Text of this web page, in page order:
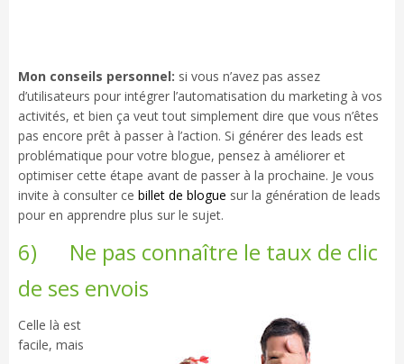
Mon conseils personnel: si vous n’avez pas assez
d’utilisateurs pour intégrer l’automatisation du marketing à vos
activités, et bien ça veut tout simplement dire que vous n’êtes
pas encore prêt à passer à l’action. Si générer des leads est
problématique pour votre blogue, pensez à améliorer et
optimiser cette étape avant de passer à la prochaine. Je vous
invite à consulter ce billet de blogue sur la génération de leads
pour en apprendre plus sur le sujet.
6) Ne pas connaître le taux de clic
de ses envois
Celle là est
facile, mais